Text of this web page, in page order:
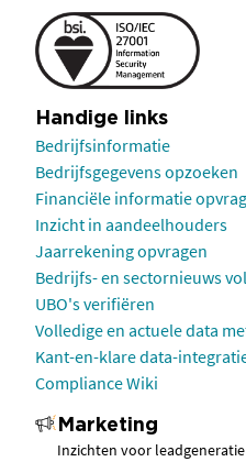
Handige links
Bedrijfsinformatie
Bedrijfsgegevens opzoeken
Financiële informatie
Inzicht in aandeelhouders
Jaarrekening opvragen
Bedrijfs- en sectornieuws
UBO's verifiëren
Volledige en actuele data
Kant-en-klare data-
Compliance Wiki
Marketing
Inzichten voor